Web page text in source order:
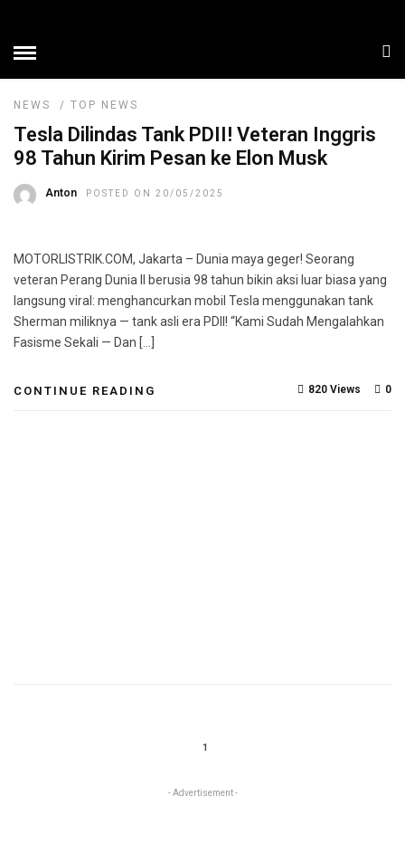
NEWS / TOP NEWS
Tesla Dilindas Tank PDII! Veteran Inggris
98 Tahun Kirim Pesan ke Elon Musk
Anton POSTED ON 20/05/2025
MOTORLISTRIK.COM, Jakarta – Dunia maya geger! Seorang
veteran Perang Dunia II berusia 98 tahun bikin aksi luar biasa yang
langsung viral: menghancurkan mobil Tesla menggunakan tank
Sherman miliknya — tank asli era PDII! “Kami Sudah Mengalahkan
Fasisme Sekali — Dan […]
CONTINUE READING 0
820 Views
1
- Advertisement -